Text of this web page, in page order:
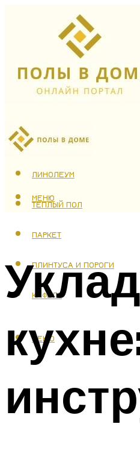
ЛАМИНАТ
ЛИНОЛЕУМ
ТЕПЛЫЙ ПОЛ
ПАРКЕТ
ПЛИНТУСА И ПОРОГИ
КАФЕЛЬ
МЕНЮ
МЕНЮ